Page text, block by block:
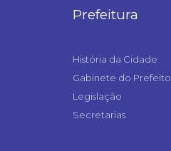
Prefeitura
História da Cidade
Gabinete do Prefeito
Legislação
Secretarias